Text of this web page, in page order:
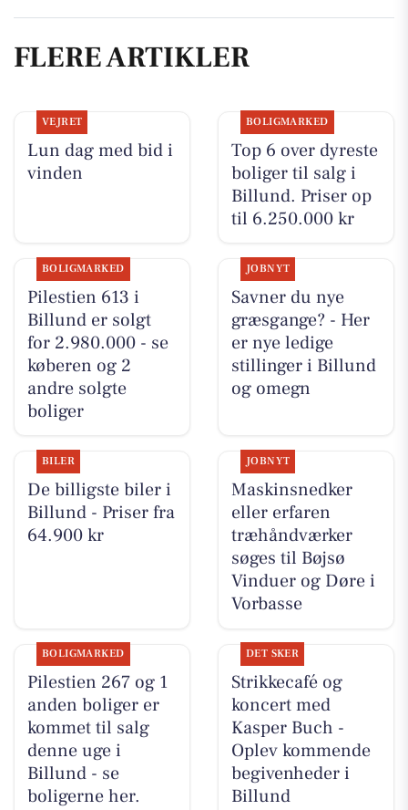
FLERE ARTIKLER
VEJRET
Lun dag med bid i
vinden
BOLIGMARKED
Top 6 over dyreste
boliger til salg i
Billund. Priser op
til 6.250.000 kr
BOLIGMARKED
Pilestien 613 i
Billund er solgt
for 2.980.000 - se
køberen og 2
andre solgte
boliger
JOBNYT
Savner du nye
græsgange? - Her
er nye ledige
stillinger i Billund
og omegn
BILER
De billigste biler i
Billund - Priser fra
64.900 kr
JOBNYT
Maskinsnedker
eller erfaren
træhåndværker
søges til Bøjsø
Vinduer og Døre i
Vorbasse
BOLIGMARKED
Pilestien 267 og 1
anden boliger er
kommet til salg
denne uge i
Billund - se
boligerne her.
DET SKER
Strikkecafé og
koncert med
Kasper Buch -
Oplev kommende
begivenheder i
Billund